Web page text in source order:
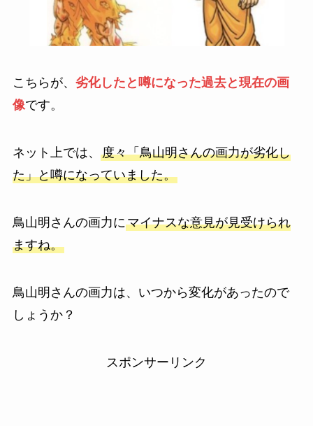
こちらが、 劣化したと噂になった過去と現在の画
像です。
ネット上では、 度々「鳥山明さんの画力が劣化し
た」と噂になっていました。
鳥山明さんの画力にマイナスな意見が見受けられ
ますね。
鳥山明さんの画力は、いつから変化があったので
しょうか？
スポンサーリンク